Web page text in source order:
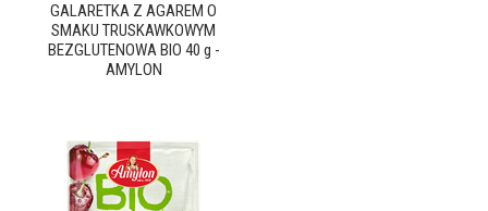
GALARETKA Z AGAREM O
SMAKU TRUSKAWKOWYM
BEZGLUTENOWA BIO 40 g -
AMYLON